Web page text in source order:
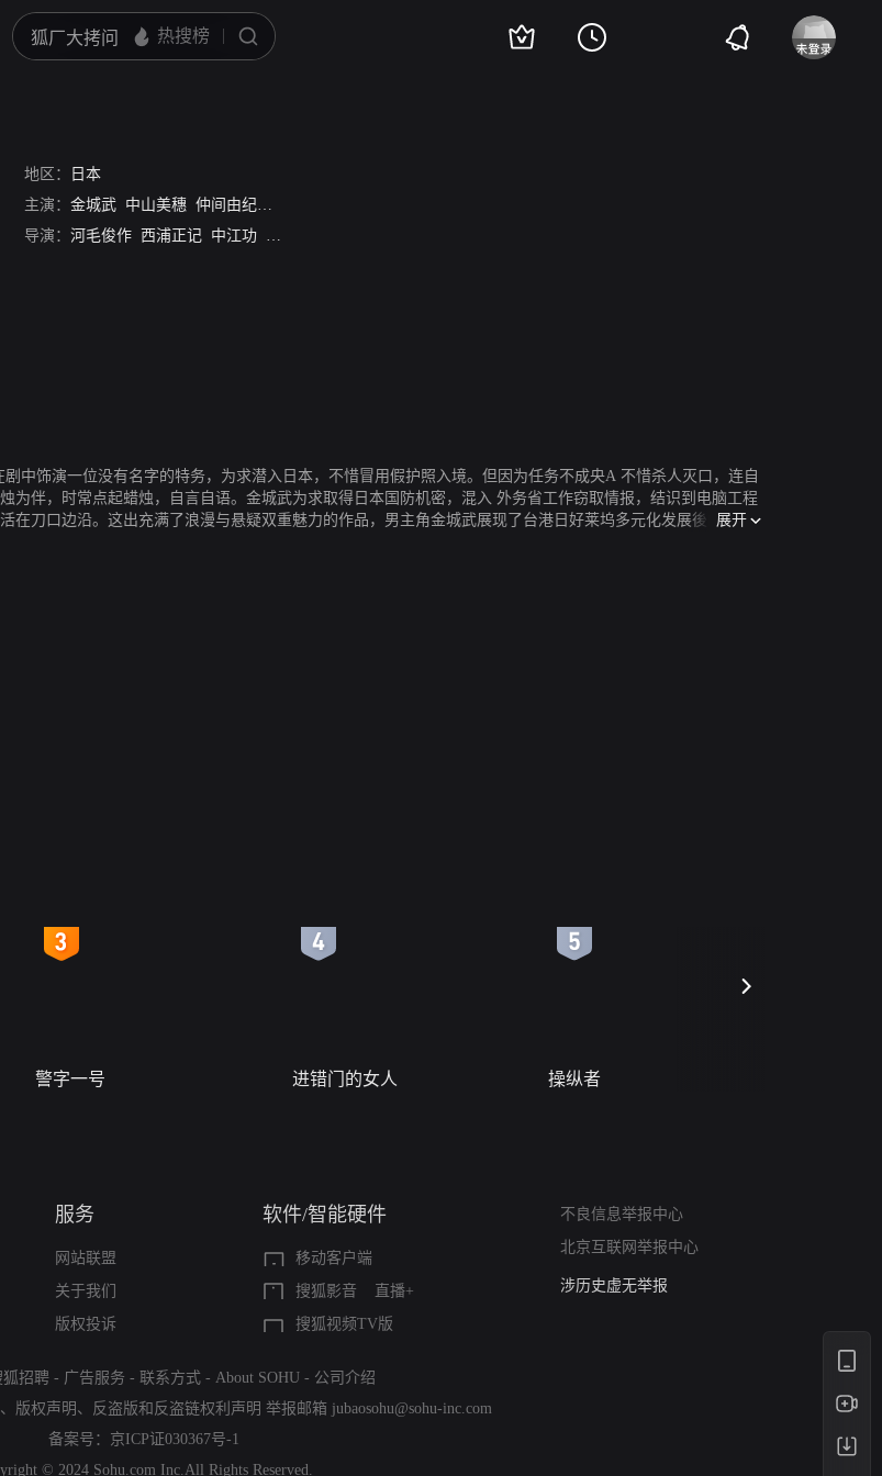
地区：
日本
主演： 金城武 中山美穗 仲间由纪惠
导演： 河毛俊作 西浦正记 中江功 泽田镰作
中饰演一位没有名字的特务，为求潜入日本，不惜冒用假护照入境。但因为任务不成央A 不惜杀人灭口，连自
为伴，时常点起蜡烛，自言自语。金城武为求取得日本国防机密，混入 外务省工作窃取情报，结识到电脑工程
在刀口边沿。这出充满了浪漫与悬疑双重魅力的作品，男主角金城武展现了台港日好莱坞多元化发展後的演技
惊人的阴谋潜伏其中，但是在走过教堂的浪漫时刻，中山美穗的心深深被烛光、祈祷所吸引，无意中坠入了情
展开
警字一号 进错门的女人 操纵者
服务
网站联盟
关于我们
版权投诉
软件/智能硬件
移动客户端
搜狐影音
直播+
搜狐视频TV版
不良信息举报中心
北京互联网举报中心
亚运会举报专区
涉历史虚无举报
狐招聘 - 广告服务 - 联系方式 - About SOHU - 公司介绍
、 版权声明 、 反盗版和反盗链权利声明 举报邮箱 jubaosohu@sohu-inc.com
备案号： 京ICP证030367号-1
© 2024 Sohu.com Inc.All Rights Reserved.